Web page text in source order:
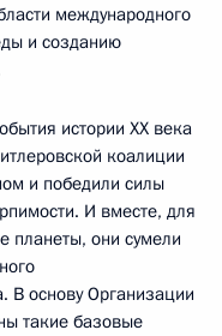
международного
и созданию
истории XX века
коалиции
и победили силы
И вместе, для
планеты, они сумели
В основу Организации
такие базовые